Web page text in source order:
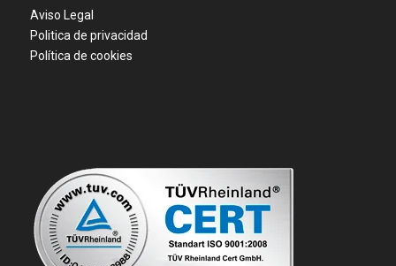
Aviso Legal
Politica de privacidad
Política de cookies